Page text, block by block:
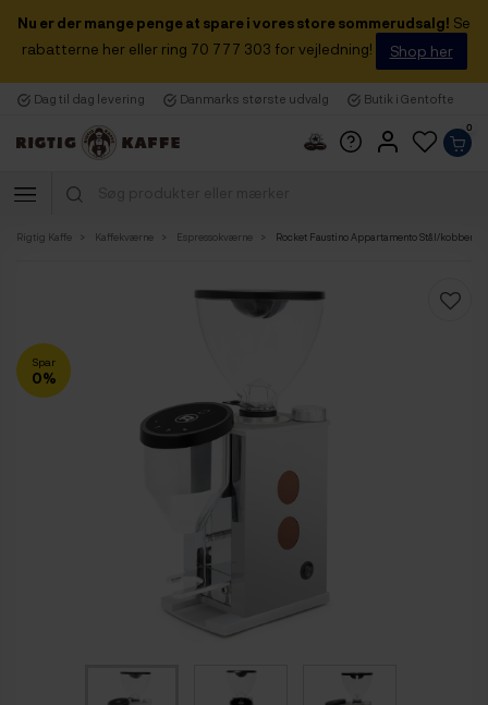
Nu er der mange penge at spare i vores store sommerudsalg! Se
rabatterne her eller ring 70 777 303 for vejledning!
Shop her
Dag til dag levering Danmarks største udvalg Butik i Gentofte
0
Rigtig Kaffe Kaffekværne Espressokværne Rocket Faustino Appartamento Stål/kobber
Spar
0%